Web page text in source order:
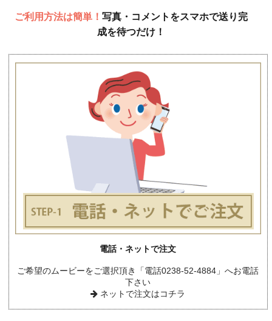
ご利用方法は簡単！ 写真・コメントをスマホで送り完
成を待つだけ！
電話・ネットで注文
ご希望のムービーをご選択頂き「電話0238-52-4884」へお電話
下さい
ネットで注文はコチラ